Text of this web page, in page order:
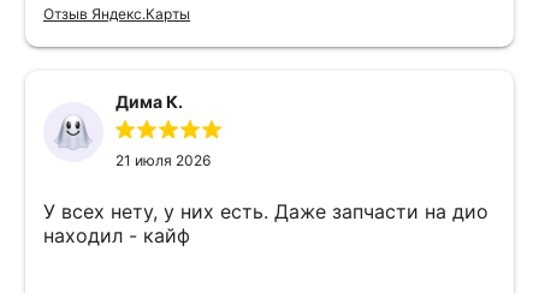
Отзыв Яндекс.Карты
Дима К.
21 июля 2026
У всех нету, у них есть. Даже запчасти на дио
находил - кайф